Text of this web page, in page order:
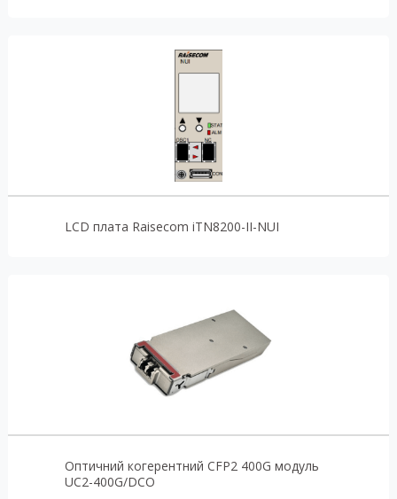
LCD плата Raisecom iTN8200-II-NUI
Оптичний когерентний CFP2 400G модуль
UC2-400G/DCO